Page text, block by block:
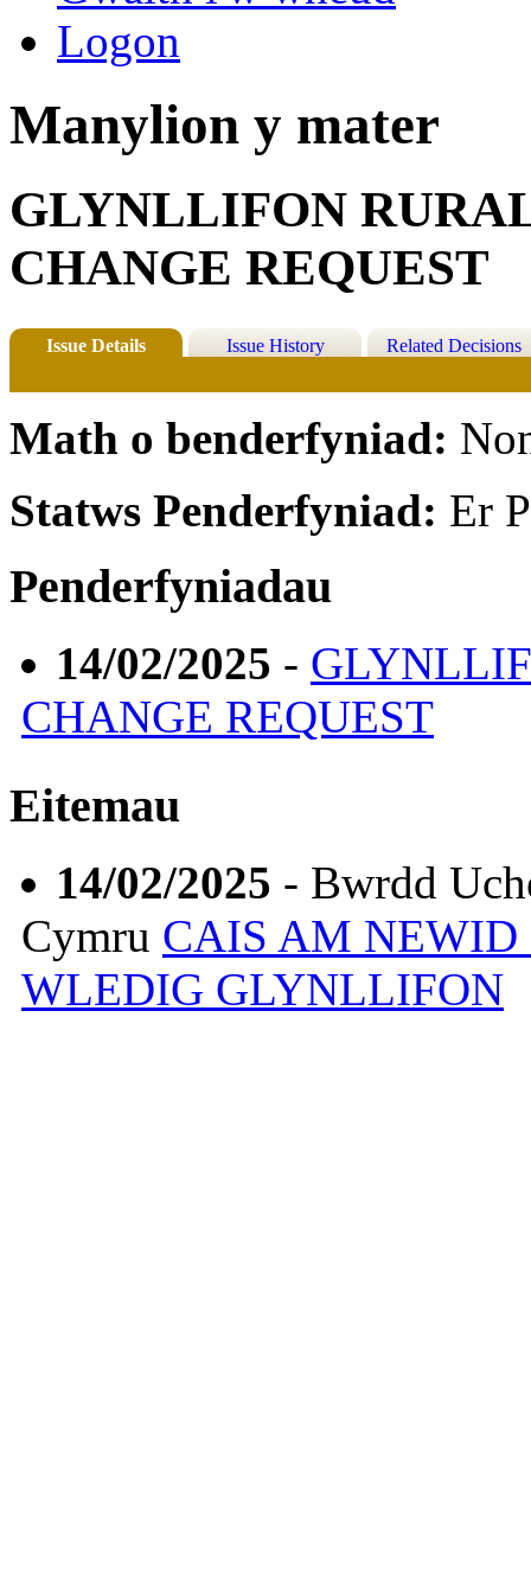
Logon
Manylion y mater
GLYNLLIFON
CHANGE REQUEST
Issue Details Issue History Related Decisions
Math o benderfyniad:
Statws Penderfyniad: Er
Penderfyniadau
14/02/2025 -
CHANGE REQUEST
Eitemau
14/02/2025 - Bwrdd
Cymru CAIS AM
WLEDIG GLYNLLIFON